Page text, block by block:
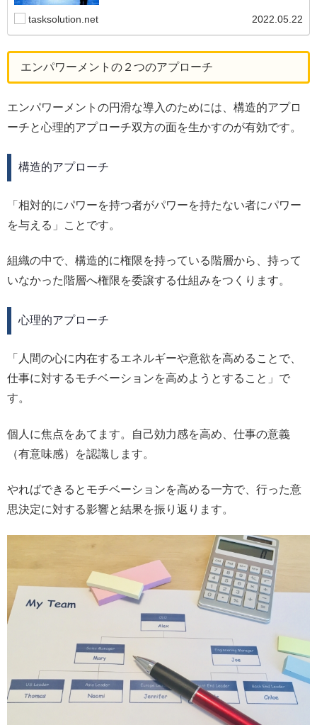
tasksolution.net 2022.05.22
エンパワーメントの２つのアプローチ
エンパワーメントの円滑な導入のためには、構造的アプロ
ーチと心理的アプローチ双方の面を生かすのが有効です。
構造的アプローチ
「相対的にパワーを持つ者がパワーを持たない者にパワー
を与える」ことです。
組織の中で、構造的に権限を持っている階層から、持って
いなかった階層へ権限を委譲する仕組みをつくります。
心理的アプローチ
「人間の心に内在するエネルギーや意欲を高めることで、
仕事に対するモチベーションを高めようとすること」で
す。
個人に焦点をあてます。自己効力感を高め、仕事の意義
（有意味感）を認識します。
やればできるとモチベーションを高める一方で、行った意
思決定に対する影響と結果を振り返ります。